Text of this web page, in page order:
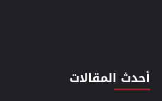
أحدث المقالات